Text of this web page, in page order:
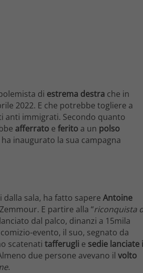
di estrema destra che in
2022. E che potrebbe togliere a
anti immigrati. Secondo quanto
afferrato e ferito a un polso
inaugurato la sua campagna
sala, ha fatto sapere Antoine
E partire alla “riconquista
dal palco, dinanzi a 15mila
evento, il suo, segnato da
scatenati tafferugli e sedie lanciate
due persone avevano il volto
.